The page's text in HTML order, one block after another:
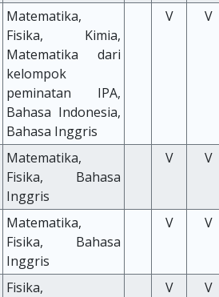
Matematika,
Fisika, Kimia,
Matematika dari
kelompok
peminatan IPA,
Bahasa Indonesia,
Bahasa Inggris
V V
Matematika,
Fisika, Bahasa
Inggris
V V
Matematika,
Fisika, Bahasa
Inggris
V V
Fisika,
V V